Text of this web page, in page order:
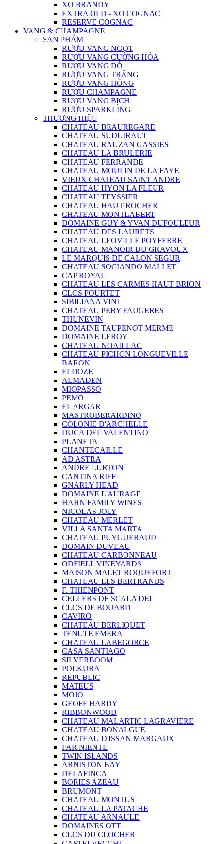
XO BRANDY
EXTRA OLD - XO COGNAC
RESERVE COGNAC
VANG & CHAMPAGNE
SẢN PHẨM
RƯỢU VANG NGỌT
RƯỢU VANG CƯỜNG HÓA
RƯỢU VANG ĐỎ
RƯỢU VANG TRẮNG
RƯỢU VANG HỒNG
RƯỢU CHAMPAGNE
RƯỢU VANG BỊCH
RƯỢU SPARKLING
THƯƠNG HIỆU
CHATEAU BEAUREGARD
CHATEAU SUDUIRAUT
CHATEAU RAUZAN GASSIES
CHATEAU LA BRULERIE
CHATEAU FERRANDE
CHATEAU MOULIN DE LA FAYE
VIEUX CHATEAU SAINT ANDRE
CHATEAU HYON LA FLEUR
CHATEAU TEYSSIER
CHATEAU HAUT ROCHER
CHATEAU MONTLABERT
DOMAINE GUY & YVAN DUFOULEUR
CHATEAU DES LAURETS
CHATEAU LEOVILLE POYFERRE
CHATEAU MANOIR DU GRAVOUX
LE MARQUIS DE CALON SEGUR
CHATEAU SOCIANDO MALLET
CAP ROYAL
CHATEAU LES CARMES HAUT BRION
CLOS FOURTET
SIBILIANA VINI
CHATEAU PEBY FAUGERES
THUNEVIN
DOMAINE TAUPENOT MERME
DOMAINE LEROY
CHATEAU NOAILLAC
CHATEAU PICHON LONGUEVILLE
BARON
ELDOZE
ALMADEN
MIOPASSO
PEMO
EL ARGAR
MASTROBERARDINO
COLONIE D'ARCHELLE
DUCA DEL VALENTINO
PLANETA
CHANTECAILLE
AD ASTRA
ANDRE LURTON
CANTINA RIFF
GNARLY HEAD
DOMAINE L'AURAGE
HAHN FAMILY WINES
NICOLAS JOLY
CHATEAU MERLET
VILLA SANTA MARTA
CHATEAU PUYGUERAUD
DOMAIN DUVEAU
CHATEAU CARBONNEAU
ODFIELL VINEYARDS
MAISON MALET ROQUEFORT
CHATEAU LES BERTRANDS
F. THIENPONT
CELLERS DE SCALA DEI
CLOS DE BOUARD
CAVIRO
CHATEAU BERLIQUET
TENUTE EMERA
CHATEAU LABEGORCE
CASA SANTIAGO
SILVERBOOM
POLKURA
REPUBLIC
MATEUS
MOJO
GEOFF HARDY
RIBBONWOOD
CHATEAU MALARTIC LAGRAVIERE
CHATEAU BONALGUE
CHATEAU D'ISSAN MARGAUX
FAR NIENTE
TWIN ISLANDS
ARNISTON BAY
DELAFINCA
BORIES AZEAU
BRUMONT
CHATEAU MONTUS
CHATEAU LA PATACHE
CHATEAU ARNAULD
DOMAINES OTT
CLOS DU CLOCHER